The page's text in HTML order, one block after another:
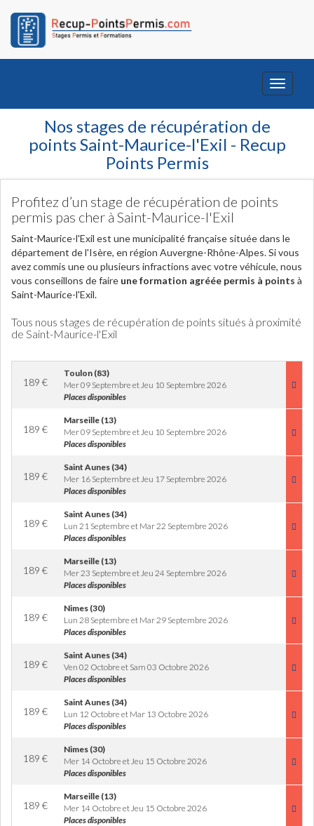
Toggle
Nos stages de récupération de
points Saint-Maurice-l'Exil - Recup
Points Permis
Profitez d’un stage de récupération de points
permis pas cher à Saint-Maurice-l'Exil
Saint-Maurice-l'Exil est une municipalité française située dans le
département de l'Isère, en région Auvergne-Rhône-Alpes. Si vous
avez commis une ou plusieurs infractions avec votre véhicule, nous
vous conseillons de faire une formation agréée permis à points à
Saint-Maurice-l'Exil.
Tous nous stages de récupération de points situés à proximité
de Saint-Maurice-l'Exil
189 €
Toulon (83)
Mer 09 Septembre et Jeu 10 Septembre 2026
Places disponibles
189 €
Marseille (13)
Mer 09 Septembre et Jeu 10 Septembre 2026
Places disponibles
189 €
Saint Aunes (34)
Mer 16 Septembre et Jeu 17 Septembre 2026
Places disponibles
189 €
Saint Aunes (34)
Lun 21 Septembre et Mar 22 Septembre 2026
Places disponibles
189 €
Marseille (13)
Mer 23 Septembre et Jeu 24 Septembre 2026
Places disponibles
189 €
Nimes (30)
Lun 28 Septembre et Mar 29 Septembre 2026
Places disponibles
189 €
Saint Aunes (34)
Ven 02 Octobre et Sam 03 Octobre 2026
Places disponibles
189 €
Saint Aunes (34)
Lun 12 Octobre et Mar 13 Octobre 2026
Places disponibles
189 €
Nimes (30)
Mer 14 Octobre et Jeu 15 Octobre 2026
Places disponibles
189 €
Marseille (13)
Mer 14 Octobre et Jeu 15 Octobre 2026
Places disponibles